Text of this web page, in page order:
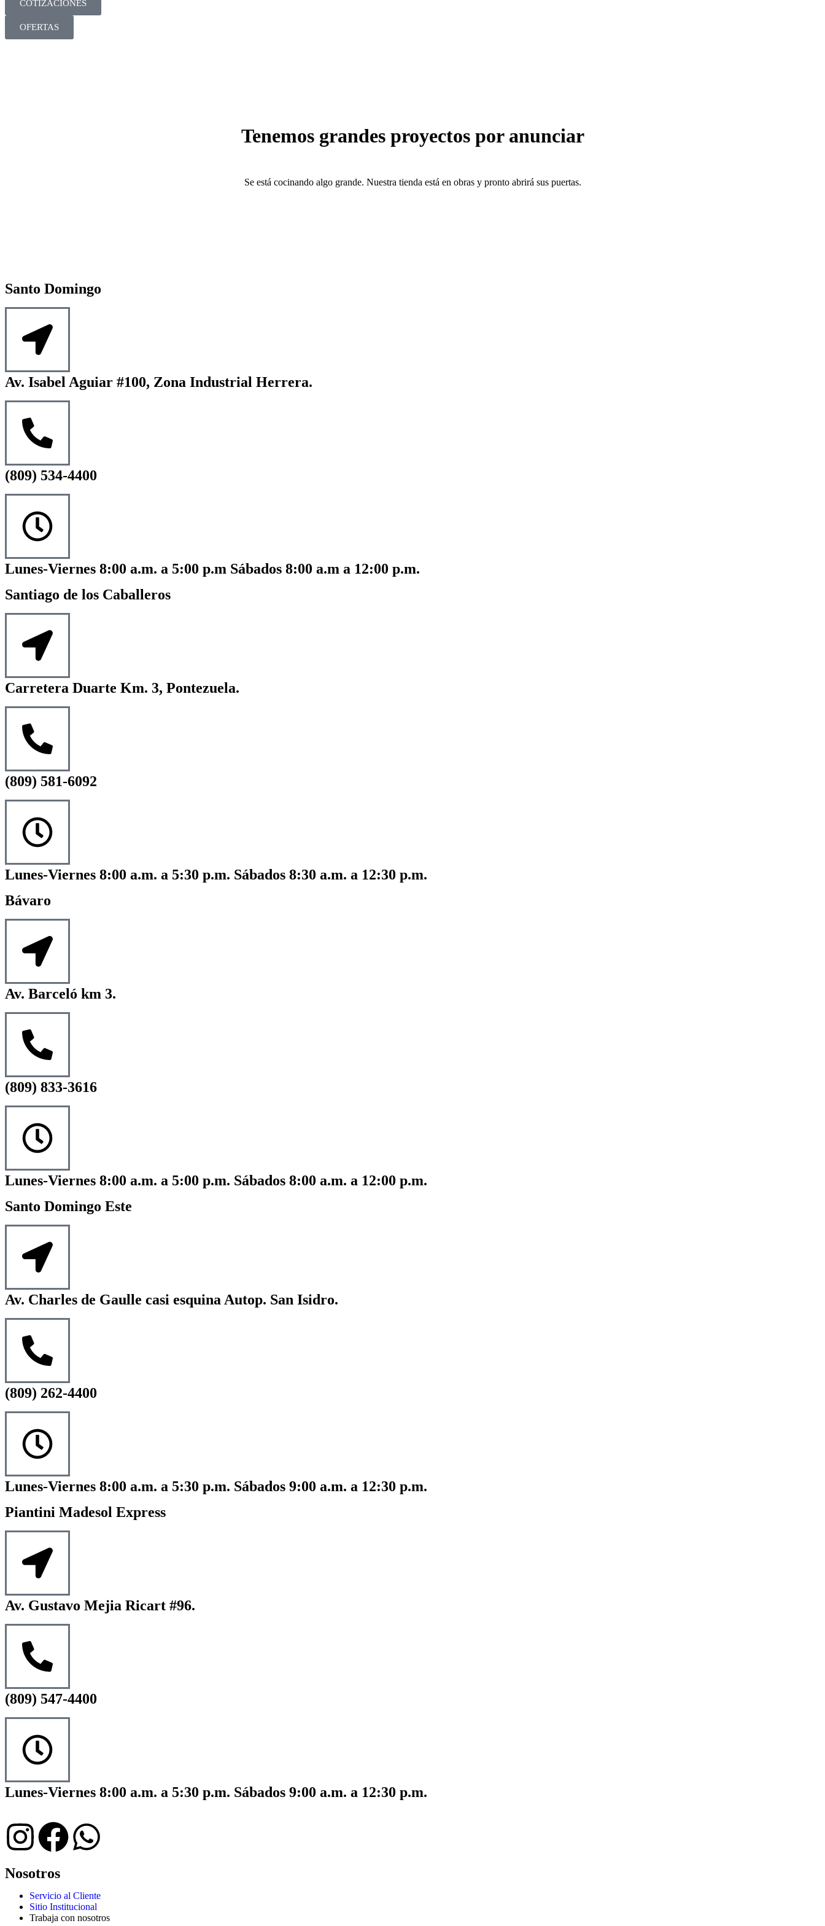
COTIZACIONES
OFERTAS
Tenemos grandes proyectos por anunciar
Se está cocinando algo grande. Nuestra tienda está en obras y pronto abrirá sus puertas.
Santo Domingo
Av. Isabel Aguiar #100, Zona Industrial Herrera.
(809) 534-4400
Lunes-Viernes 8:00 a.m. a 5:00 p.m Sábados 8:00 a.m a 12:00 p.m.
Santiago de los Caballeros
Carretera Duarte Km. 3, Pontezuela.
(809) 581-6092
Lunes-Viernes 8:00 a.m. a 5:30 p.m. Sábados 8:30 a.m. a 12:30 p.m.
Bávaro
Av. Barceló km 3.
(809) 833-3616
Lunes-Viernes 8:00 a.m. a 5:00 p.m. Sábados 8:00 a.m. a 12:00 p.m.
Santo Domingo Este
Av. Charles de Gaulle casi esquina Autop. San Isidro.
(809) 262-4400
Lunes-Viernes 8:00 a.m. a 5:30 p.m. Sábados 9:00 a.m. a 12:30 p.m.
Piantini Madesol Express
Av. Gustavo Mejia Ricart #96.
(809) 547-4400
Lunes-Viernes 8:00 a.m. a 5:30 p.m. Sábados 9:00 a.m. a 12:30 p.m.
Nosotros
Servicio al Cliente
Sitio Institucional
Trabaja con nosotros